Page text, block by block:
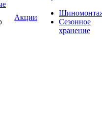
Акции
Сезонное
хранение